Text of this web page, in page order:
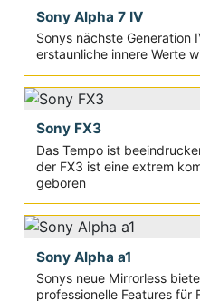
Sony Alpha 7 IV
Sonys nächste Generation
erstaunliche innere Werte
Sony FX3
Das Tempo ist
der FX3 ist eine extrem
geboren
Sony Alpha a1
Sonys neue Mirrorless
professionelle Features für